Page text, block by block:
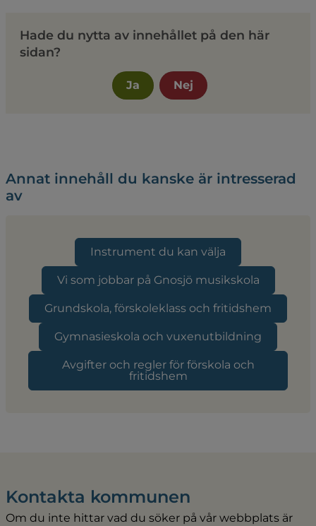
Hade du nytta av innehållet på den här
sidan?
Ja Nej
Annat innehåll du kanske är intresserad
av
Instrument du kan välja
Vi som jobbar på Gnosjö musikskola
Grundskola, förskoleklass och fritidshem
Gymnasieskola och vuxenutbildning
Avgifter och regler för förskola och
fritidshem
Kontakta kommunen
Om du inte hittar vad du söker på vår webbplats är